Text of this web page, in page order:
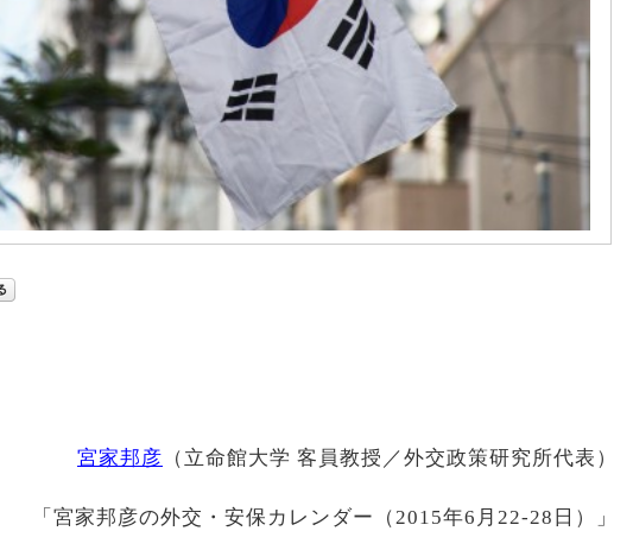
宮家邦彦 （立命館大学 客員教授／外交政策研究所代表）
「宮家邦彦の外交・安保カレンダー（2015年6月22-28日）」